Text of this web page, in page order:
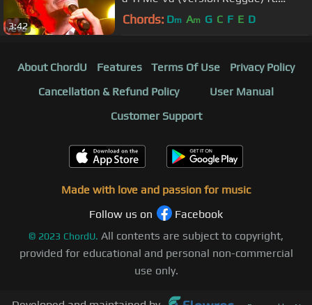
3:42
Fonseca
Chords: Dm Am G C F E D
About ChordU Features Terms Of Use
Privacy Policy
Cancellation & Refund Policy
User Manual
Customer Support
Made with love and passion for music
Follow us on
Facebook
© 2023 ChordU. All contents are subject to copyright,
provided for educational and personal non-commercial
use only.